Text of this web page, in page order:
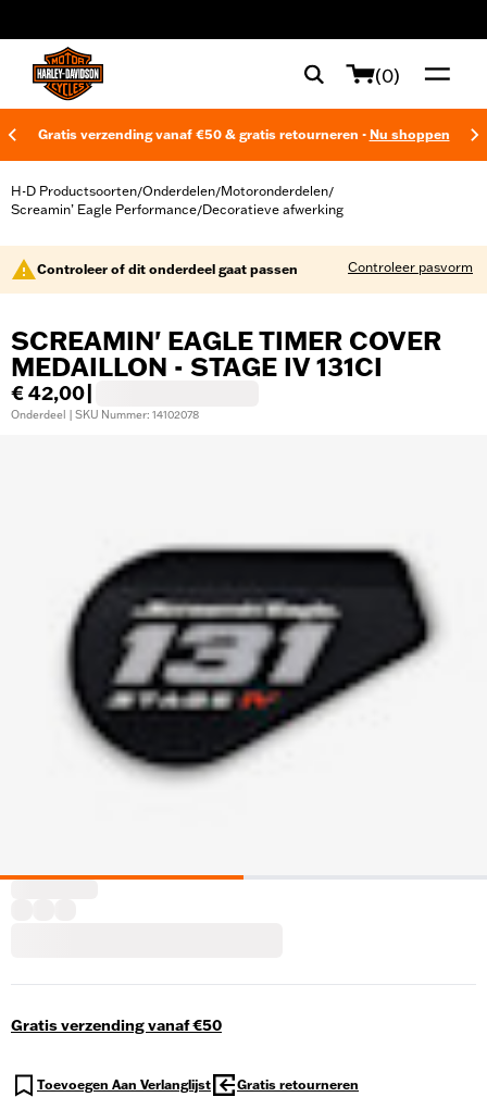
(0)
Gratis verzending vanaf €50 & gratis retourneren - Nu shoppen
H-D Productsoorten/Onderdelen/Motoronderdelen/
Screamin’ Eagle Performance/Decoratieve afwerking
Controleer of dit onderdeel gaat passen Controleer pasvorm
SCREAMIN' EAGLE TIMER COVER
MEDAILLON - STAGE IV 131CI
€ 42,00
Onderdeel | SKU Nummer: 14102078
Gratis verzending vanaf €50
Toevoegen Aan Verlanglijst Gratis retourneren